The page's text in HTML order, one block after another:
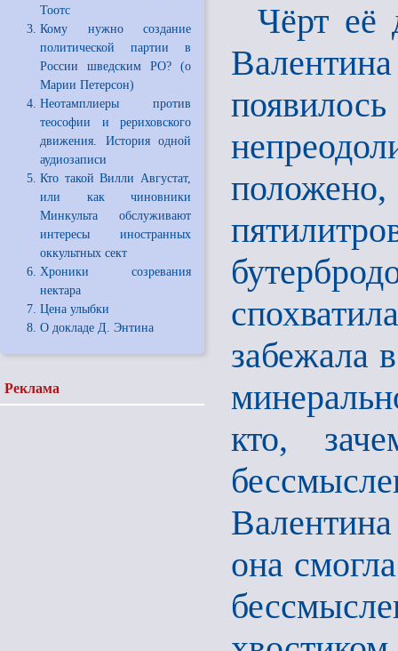
Тоотс
Кому нужно создание
политической партии в
России шведским РО? (о
Марии Петерсон)
Неотамплиеры против
теософии и рериховского
движения. История одной
аудиозаписи
Кто такой Вилли Августат,
или как чиновники
Минкульта обслуживают
интересы иностранных
оккультных сект
Хроники созревания
нектара
Цена улыбки
О докладе Д. Энтина
Реклама
Чёрт её
забежала
кто,
она